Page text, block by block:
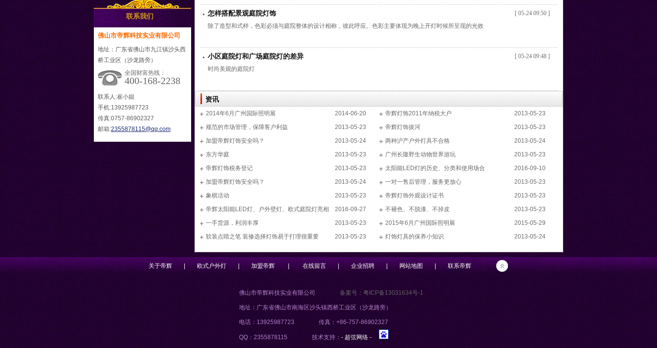
联系我们
佛山市帝辉科技实业有限公司
地址：广东省佛山市九江镇沙头西
桥工业区（沙龙路旁）
全国财富热线：
400-168-2238
联系人:崔小姐
手机:13925987723
传真:0757-86902327
邮箱:2355878115@qq.com
怎样搭配景观庭院灯饰
[ 05-24 09:50 ]
除了造型和式样，色彩必须与庭院整体的设计相称，彼此呼应。色彩主要体现为晚上开灯时候所呈现的光效
小区庭院灯和广场庭院灯的差异
[ 05-24 09:48 ]
时尚美观的庭院灯
资讯
2014-06-20
2014年6月广州国际照明展 2013-05-23
帝辉灯饰2011年纳税大户
2013-05-23
规范的市场管理，保障客户利益 2013-05-23
帝辉灯饰拔河
2013-05-24
加盟帝辉灯饰安全吗？ 2013-05-24
两种沪产户外灯具不合格
2013-05-23
东方华庭 2013-05-23
广州长隆野生动物世界游玩
2013-05-23
帝辉灯饰税务登记 2016-09-10
太阳能LED灯的历史、分类和使用场合
2013-05-24
加盟帝辉灯饰安全吗？ 2013-05-23
一对一售后管理，服务更放心
2013-05-23
象棋活动 2013-05-23
帝辉灯饰外观设计证书
2016-09-27
帝辉太阳能LED灯、户外壁灯、欧式庭院灯亮相
2016广州光亚展
2013-05-23
不褪色、不脱漆、不掉皮
2013-05-23
一手货源，利润丰厚 2015-05-29
2015年6月广州国际照明展
2013-05-23
软装点睛之笔 装修选择灯饰易于打理很重要 2013-05-24
灯饰灯具的保养小知识
关于帝辉 | 欧式户外灯 | 加盟帝辉 | 在线留言 | 企业招聘 | 网站地图 | 联系帝辉
佛山市帝辉科技实业有限公司 备案号：粤ICP备13031634号-1
地址：广东省佛山市南海区沙头镇西桥工业区（沙龙路旁）
电话：13925987723 传真：+86-757-86902327
QQ：2355878115 技术支持：- 超弦网络 -